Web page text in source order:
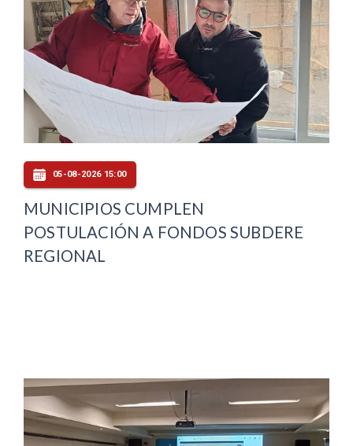
05-08-2026 15:00
MUNICIPIOS CUMPLEN
POSTULACIÓN A FONDOS SUBDERE
REGIONAL